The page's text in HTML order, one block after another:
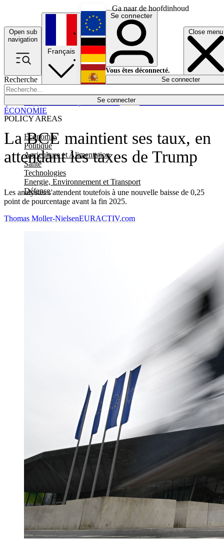
Ga naar de hoofdinhoud
Open sub
navigation
Close menu
Recherche
Se connecter
POLICY AREAS
Economie
Politique
Agriculture et Alimentation
Santé
Technologies
Energie, Environnement et Transport
Défense
Économie
Français
English
Deutsch
Español
Se connecter
Vous êtes déconnecté.
Se connecter
La BCE maintient ses taux, en
attendant les taxes de Trump
Les analystes s'attendent toutefois à une nouvelle baisse de 0,25
point de pourcentage avant la fin 2025.
ÉCONOMIE
Thomas Moller-NielsenEURACTIV.com